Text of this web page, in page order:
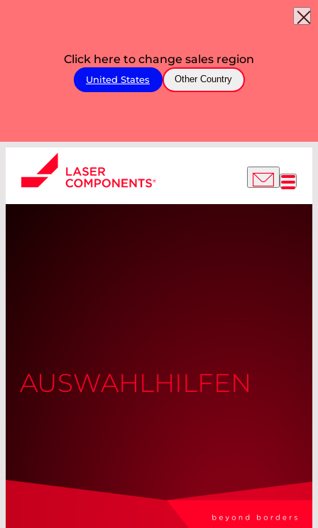
Click here to change sales region
United States Other Country
AUSWAHLHILFEN